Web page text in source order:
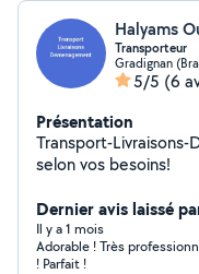
Halyams
Transporteur
Gradignan
5/5 (6
Présentation
Transport-
selon vos besoins!
Dernier avis laissé
Il y a 1 mois
Adorable ! Très
! Parfait !